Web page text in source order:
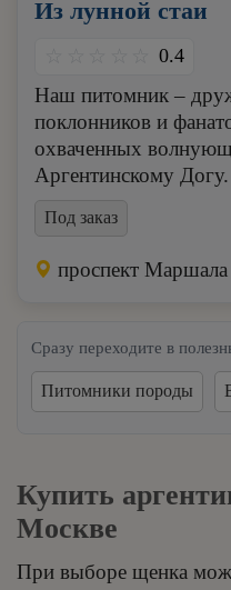
Из лунной стаи
0.4
Наш питомник –
поклонников и
охваченных
Аргентинскому Догу.
Под заказ
проспект
Сразу переходите в
Питомники породы
Купить
Москве
При выборе щенка